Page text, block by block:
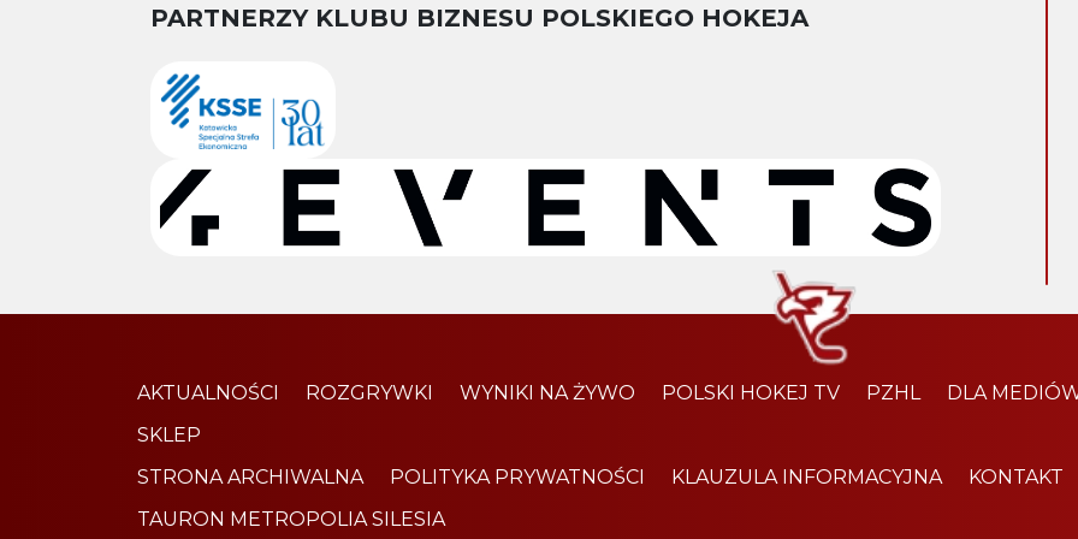
PARTNERZY KLUBU BIZNESU POLSKIEGO HOKEJA
AKTUALNOŚCI ROZGRYWKI WYNIKI NA ŻYWO POLSKI HOKEJ TV PZHL
DLA
SKLEP
STRONA ARCHIWALNA
POLITYKA PRYWATNOŚCI KLAUZULA INFORMACYJNA
KONTAKT
TAURON METROPOLIA SILESIA